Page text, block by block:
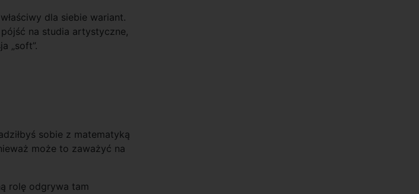
dla siebie wariant.
na studia artystyczne,
„soft”.
sobie z matematyką
może to zaważyć na
rolę odgrywa tam